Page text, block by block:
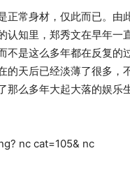
正常身材，仅此而已。由
认知里，郑秀文在早年一
不是这么多年都在反复的
的天后已经淡薄了很多，
那么多年大起大落的娱乐